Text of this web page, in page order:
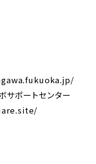
サポートセンター